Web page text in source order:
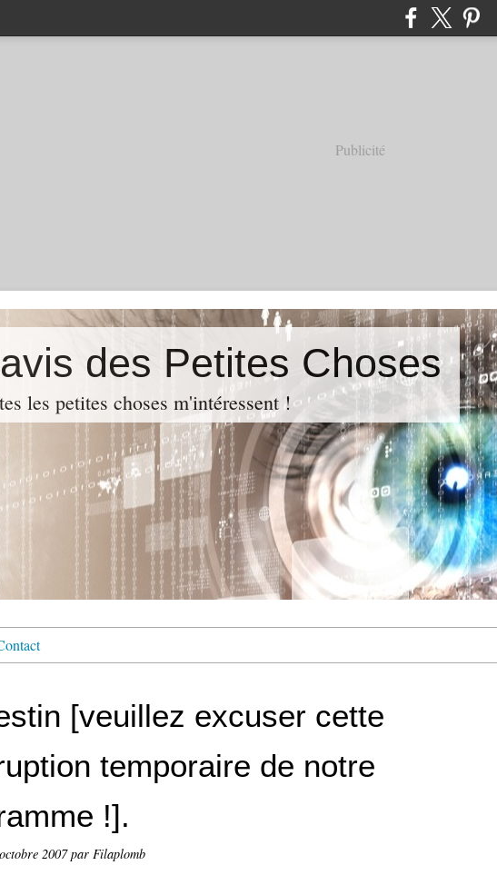
Publicité
des Petites Choses
les petites choses m'intéressent !
[veuillez excuser cette
temporaire de notre
!].
2007par Filaplomb